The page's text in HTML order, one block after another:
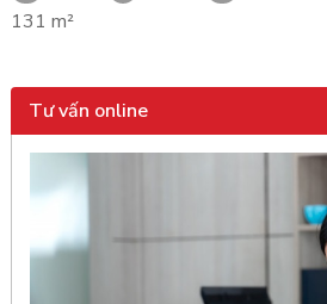
131 m²
Tư vấn online